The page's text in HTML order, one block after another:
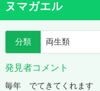
ヌマガエル
分類 両生類
発見者コメント
毎年 でてきてくれます